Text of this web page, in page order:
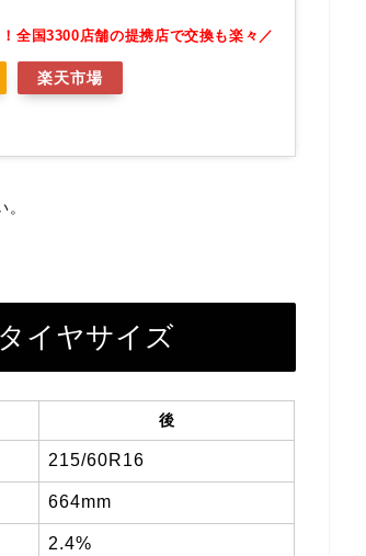
全国3300店舗の提携店で交換も楽々／
楽天市場
イヤサイズ
後
215/60R16
664mm
2.4%